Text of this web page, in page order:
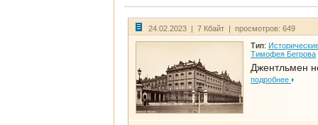
24.02.2023 | 7 Кбайт | просмотров: 649
Тип:
Тимофея Бегрова
Джентльмен
подробнее